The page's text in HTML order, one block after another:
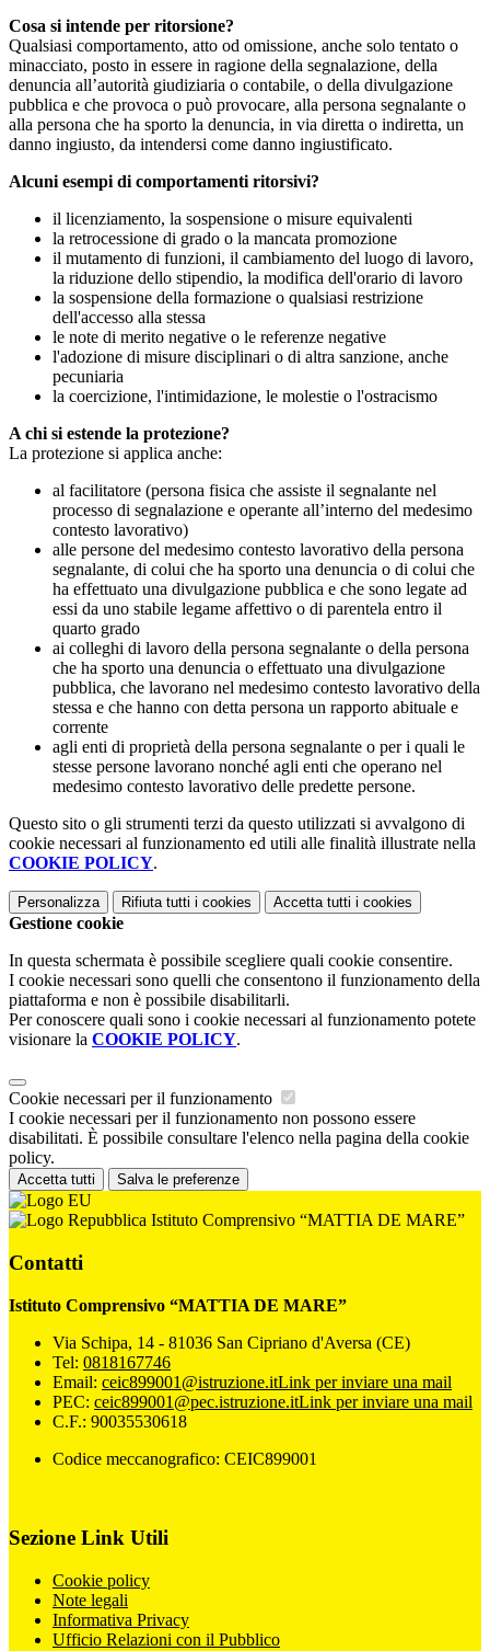
Cosa si intende per ritorsione?
Qualsiasi comportamento, atto od omissione, anche solo tentato o
minacciato, posto in essere in ragione della segnalazione, della
denuncia all’autorità giudiziaria o contabile, o della divulgazione
pubblica e che provoca o può provocare, alla persona segnalante o
alla persona che ha sporto la denuncia, in via diretta o indiretta, un
danno ingiusto, da intendersi come danno ingiustificato.
Alcuni esempi di comportamenti ritorsivi?
il licenziamento, la sospensione o misure equivalenti
la retrocessione di grado o la mancata promozione
il mutamento di funzioni, il cambiamento del luogo di lavoro,
la riduzione dello stipendio, la modifica dell'orario di lavoro
la sospensione della formazione o qualsiasi restrizione
dell'accesso alla stessa
le note di merito negative o le referenze negative
l'adozione di misure disciplinari o di altra sanzione, anche
pecuniaria
la coercizione, l'intimidazione, le molestie o l'ostracismo
A chi si estende la protezione?
La protezione si applica anche:
al facilitatore (persona fisica che assiste il segnalante nel
processo di segnalazione e operante all’interno del medesimo
contesto lavorativo)
alle persone del medesimo contesto lavorativo della persona
segnalante, di colui che ha sporto una denuncia o di colui che
ha effettuato una divulgazione pubblica e che sono legate ad
essi da uno stabile legame affettivo o di parentela entro il
quarto grado
ai colleghi di lavoro della persona segnalante o della persona
che ha sporto una denuncia o effettuato una divulgazione
pubblica, che lavorano nel medesimo contesto lavorativo della
stessa e che hanno con detta persona un rapporto abituale e
corrente
agli enti di proprietà della persona segnalante o per i quali le
stesse persone lavorano nonché agli enti che operano nel
medesimo contesto lavorativo delle predette persone.
Questo sito o gli strumenti terzi da questo utilizzati si avvalgono di
cookie necessari al funzionamento ed utili alle finalità illustrate nella
COOKIE POLICY.
Personalizza Rifiuta tutti i cookies Accetta tutti i cookies
Gestione cookie
In questa schermata è possibile scegliere quali cookie consentire.
I cookie necessari sono quelli che consentono il funzionamento della
piattaforma e non è possibile disabilitarli.
Per conoscere quali sono i cookie necessari al funzionamento potete
visionare la COOKIE POLICY.
Cookie necessari per il funzionamento
I cookie necessari per il funzionamento non possono essere
disabilitati. È possibile consultare l'elenco nella pagina della cookie
policy.
Accetta tutti Salva le preferenze
Istituto Comprensivo “MATTIA DE MARE”
Contatti
Istituto Comprensivo “MATTIA DE MARE”
Via Schipa, 14 - 81036 San Cipriano d'Aversa (CE)
Tel: 0818167746
Email: ceic899001@istruzione.itLink per inviare una mail
PEC: ceic899001@pec.istruzione.itLink per inviare una mail
C.F.: 90035530618
Codice meccanografico: CEIC899001
Sezione Link Utili
Cookie policy
Note legali
Informativa Privacy
Ufficio Relazioni con il Pubblico